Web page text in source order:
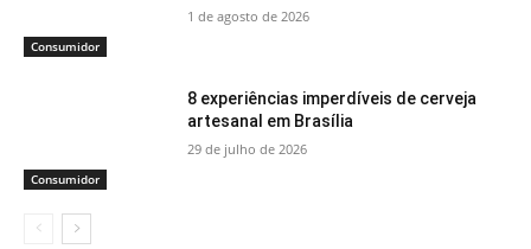
Consumidor
1 de agosto de 2026
Consumidor
8 experiências imperdíveis de cerveja
artesanal em Brasília
29 de julho de 2026